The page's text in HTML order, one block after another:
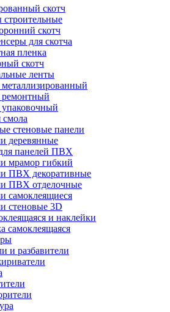
скотч
скотч
для скотча
пленка
скотч
ленты
ремонтный
стеновые панели
деревянные
панелей ПВХ
мрамор гибкий
ПВХ декоративные
ПВХ отделочные
самоклеящиеся
стеновые 3D
и наклейки
самоклеящаяся
и разбавители